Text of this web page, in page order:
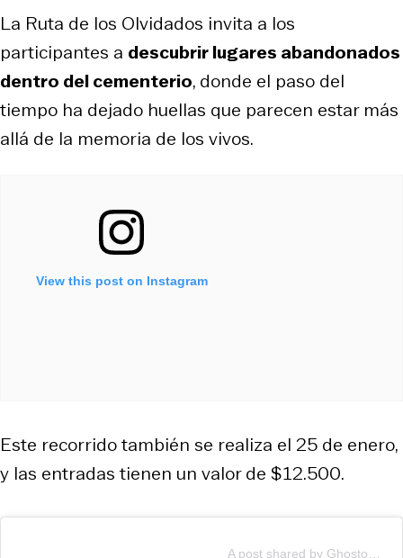
View this post on Instagram
La Ruta de los Olvidados invita a los
participantes a descubrir lugares abandonados
dentro del cementerio, donde el paso del
tiempo ha dejado huellas que parecen estar más
allá de la memoria de los vivos.
Este recorrido también se realiza el 25 de enero,
y las entradas tienen un valor de $12.500.